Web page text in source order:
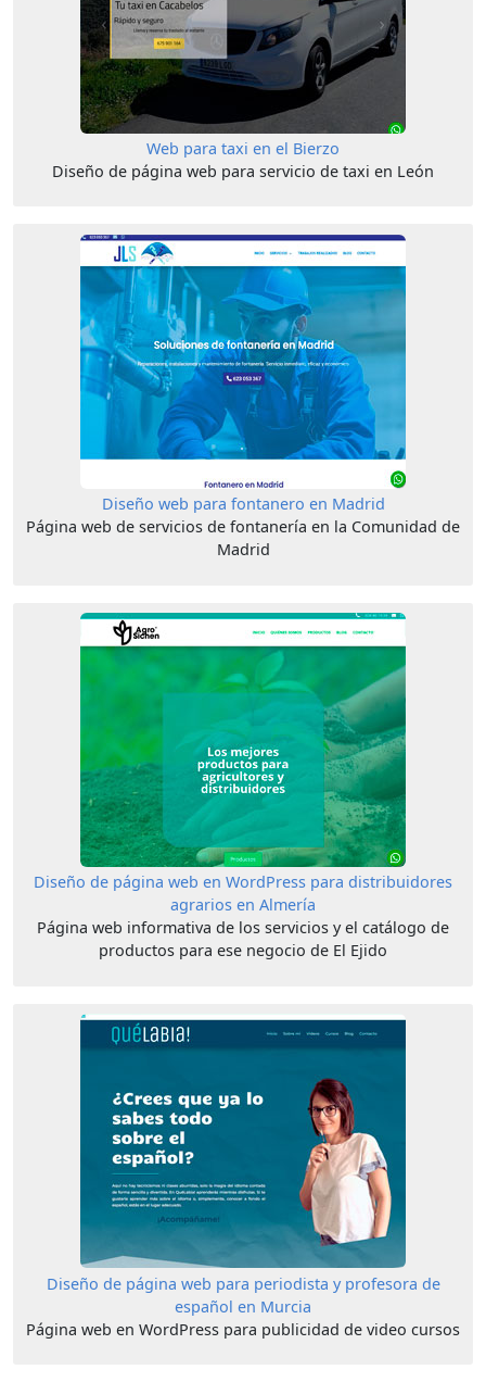
Web para taxi en el Bierzo
Diseño de página web para servicio de taxi en León
Diseño web para fontanero en Madrid
Página web de servicios de fontanería en la Comunidad de
Madrid
Diseño de página web en WordPress para distribuidores
agrarios en Almería
Página web informativa de los servicios y el catálogo de
productos para ese negocio de El Ejido
Diseño de página web para periodista y profesora de
español en Murcia
Página web en WordPress para publicidad de video cursos